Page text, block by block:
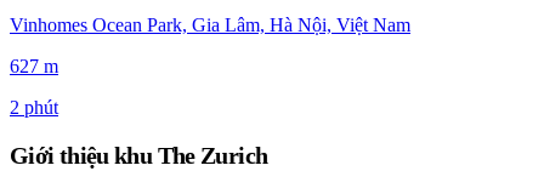
Vinhomes Ocean Park, Gia Lâm, Hà Nội, Việt Nam
627 m
2 phút
Giới thiệu khu The Zurich